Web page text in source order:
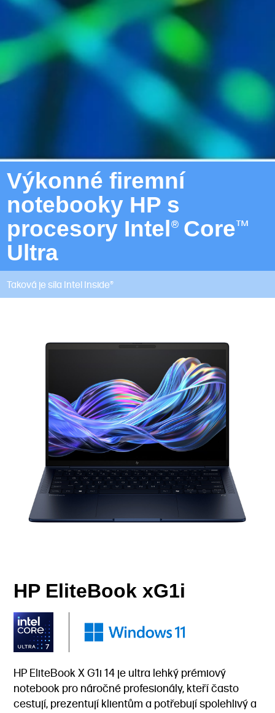
Výkonné firemní
notebooky HP s
procesory Intel® Core™
Ultra
Taková je síla Intel Inside®
HP EliteBook xG1i
HP EliteBook X G1i 14 je ultra lehký prémiový
notebook pro náročné profesionály, kteří často
cestují, prezentují klientům a potřebují spolehlivý a